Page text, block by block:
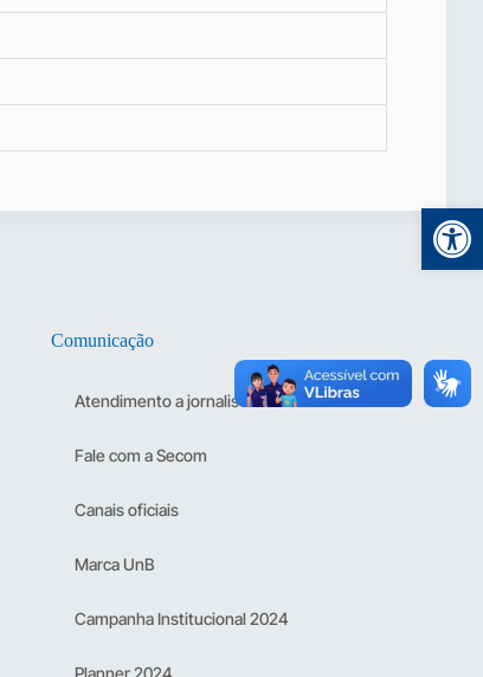
Comunicação
Atendimento a jornalistas
Fale com a Secom
Canais oficiais
Marca UnB
Campanha Institucional 2024
Planner 2024